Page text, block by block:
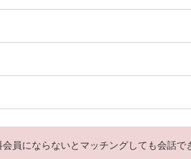
員にならないとマッチングしても会話